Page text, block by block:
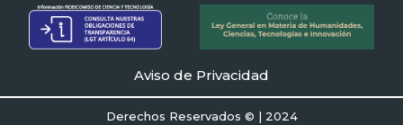
Aviso de Privacidad
Derechos Reservados © | 2024